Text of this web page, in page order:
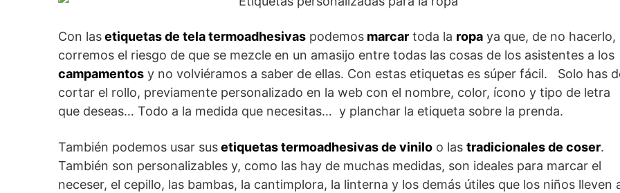
Con lasetiquetas de tela termoadhesivas podemos marcar toda la ropa ya que, de no hacerlo,
corremos el riesgo de que se mezcle en un amasijo entre todas las cosas de los asistentes a los
campamentos y no volviéramos a saber de ellas. Con estas etiquetas es súper fácil. Solo has
cortar el rollo, previamente personalizado en la web con el nombre, color, ícono y tipo de letra
que deseas… Todo a la medida que necesitas… y planchar la etiqueta sobre la prenda.
También podemos usar susetiquetas termoadhesivas de vinilo o las tradicionales de coser.
También son personalizables y, como las hay de muchas medidas, son ideales para marcar el
neceser, el cepillo, las bambas, la cantimplora, la linterna y los demás útiles que los niños lleven